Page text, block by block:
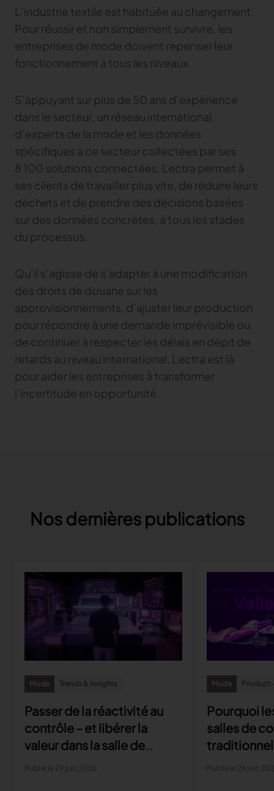
L’industrie textile est habituée au changement.
Pour réussir et non simplement survivre, les
entreprises de mode doivent repenser leur
fonctionnement à tous les niveaux.
S’appuyant sur plus de 50 ans d’expérience
dans le secteur, un réseau international
d’experts de la mode et les données
spécifiques à ce secteur collectées par ses
8 100 solutions connectées, Lectra permet à
ses clients de travailler plus vite, de réduire leurs
déchets et de prendre des décisions basées
sur des données concrètes, à tous les stades
du processus.
Qu’il s’agisse de s’adapter à une modification
des droits de douane sur les
approvisionnements, d’ajuster leur production
pour répondre à une demande imprévisible ou
de continuer à respecter les délais en dépit de
retards au niveau international, Lectra est là
pour aider les entreprises à transformer
l’incertitude en opportunité.
Nos dernières publications
Mode Trends & insights
Passer de la réactivité au
contrôle – et libérer la
valeur dans la salle de
coupe
Publié le 29 juin 2026
Mode
Pourquoi
salles de
Publié le 26 juin